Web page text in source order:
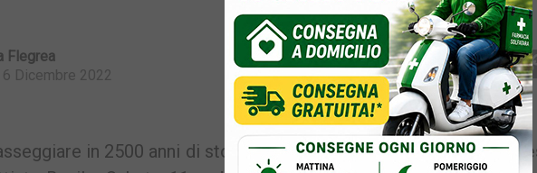
Flegrea
6 Dicembre 2022 Facebook
Messenger
WhatsApp
X
in 2500 anni di storia lasciandosi trasportare delle